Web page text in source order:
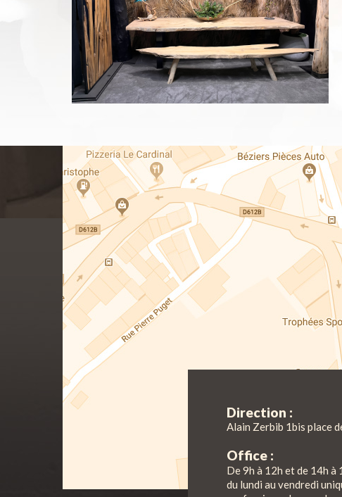
Direction :
Alain Zerbib 1bis place
Office :
De 9h à 12h et de 14h à
du lundi au vendredi